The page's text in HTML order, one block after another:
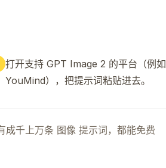
打开支持 GPT Image 2 的平台（例如
YouMind），把提示词粘贴进去。
千上万条 图像 提示词，都能免费